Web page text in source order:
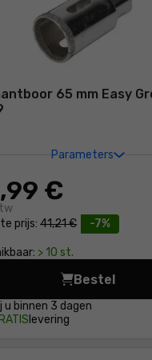
65 mm Easy
Parameters
-7%
prijs: 41,21 €
,99 €
> 10 st.
u binnen 3 dagen
levering
Bestel